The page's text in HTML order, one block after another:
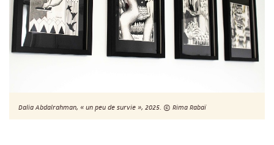
Dalia Abdalrahman, « un peu de survie », 2025. © Rima Rabaï